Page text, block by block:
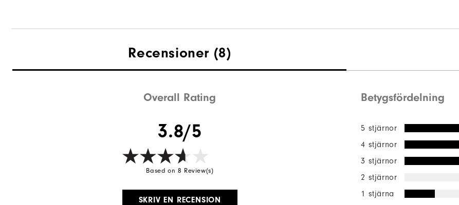
Recensioner (8)
Overall Rating
3.8/5
Based on 8 Review(s)
SKRIV EN RECENSION
Betygsfördelning
5 stjärnor
4 stjärnor
3 stjärnor
2 stjärnor
1 stjärna